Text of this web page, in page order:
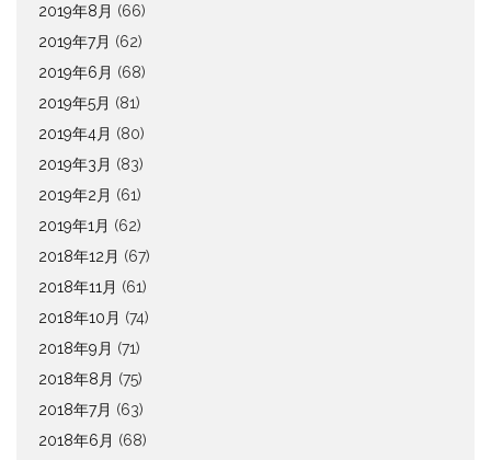
2019年8月 (66)
2019年7月 (62)
2019年6月 (68)
2019年5月 (81)
2019年4月 (80)
2019年3月 (83)
2019年2月 (61)
2019年1月 (62)
2018年12月 (67)
2018年11月 (61)
2018年10月 (74)
2018年9月 (71)
2018年8月 (75)
2018年7月 (63)
2018年6月 (68)